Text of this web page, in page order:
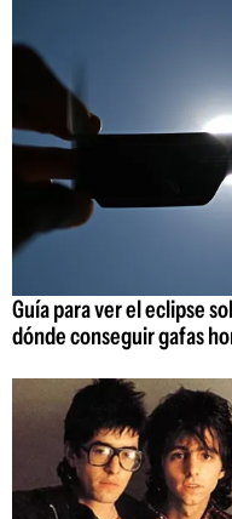
Guía para ver el eclipse
dónde conseguir gafas